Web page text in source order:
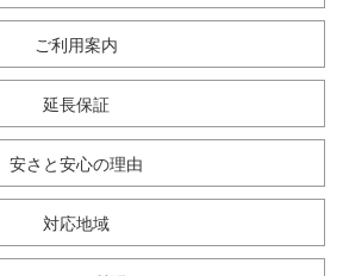
ご利用案内
延長保証
安さと安心の理由
対応地域